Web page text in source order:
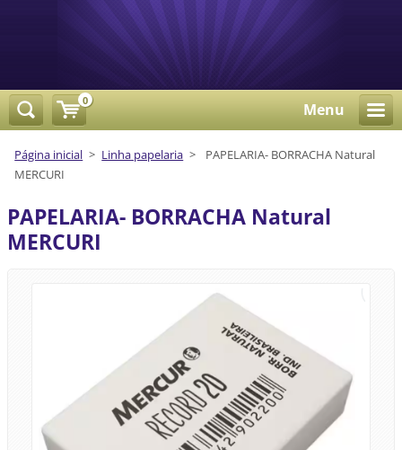
Menu
Página inicial > Linha papelaria >
PAPELARIA- BORRACHA Natural
MERCURI
PAPELARIA- BORRACHA Natural
MERCURI
0